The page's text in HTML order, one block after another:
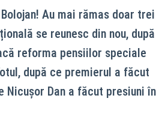
Au mai rămas doar trei
se reunesc din nou, după
reforma pensiilor speciale
după ce premierul a făcut
Dan a făcut presiuni în